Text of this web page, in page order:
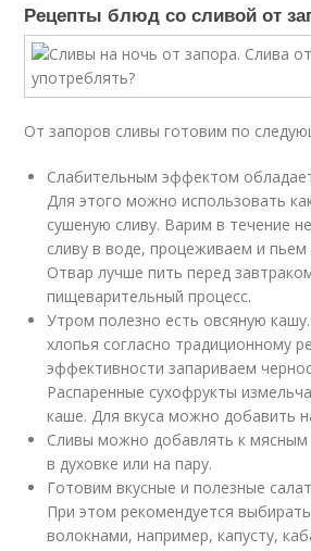
Рецепты блюд со сливой от
От запоров сливы готовим по
Слабительным эффектом
Для этого можно использовать
сушеную сливу. Варим в течение
сливу в воде, процеживаем и пьем
Отвар лучше пить перед
пищеварительный процесс.
Утром полезно есть овсяную
хлопья согласно традиционному
эффективности запариваем
Распаренные сухофрукты
каше. Для вкуса можно добавить
Сливы можно добавлять к
в духовке или на пару.
Готовим вкусные и полезные
При этом рекомендуется
волокнами, например, капусту,